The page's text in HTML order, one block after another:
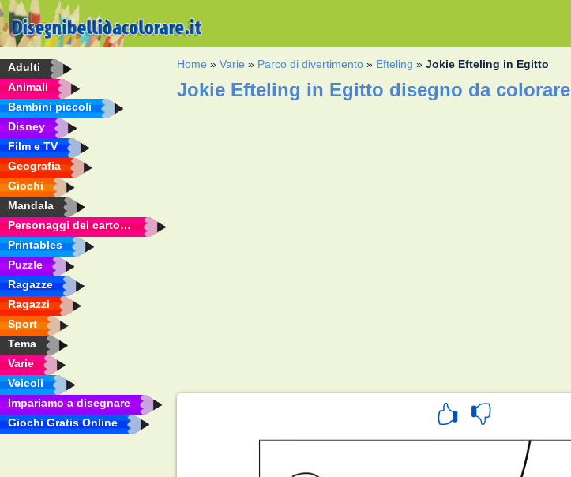
Adulti
Animali
Bambini piccoli
Disney
Film e TV
Geografia
Giochi
Mandala
Personaggi dei cartoni animati
Printables
Puzzle
Ragazze
Ragazzi
Sport
Tema
Varie
Veicoli
Impariamo a disegnare
Giochi Gratis Online
Home »Varie » Parco di divertimento » Efteling »Jokie Efteling in Egitto
Jokie Efteling in Egitto disegno da colorare